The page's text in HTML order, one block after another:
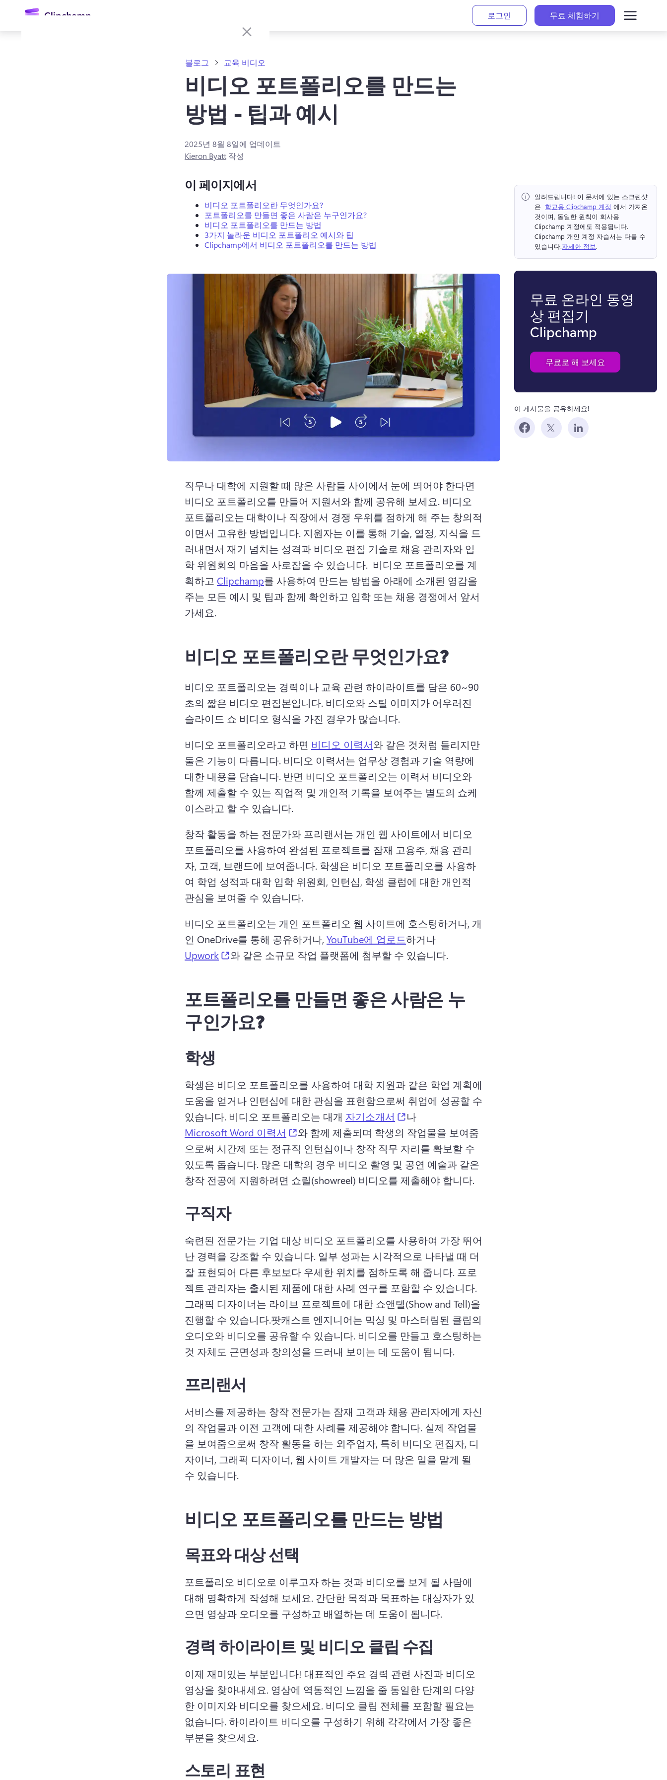
로
로그인 무료 체험하기
블로그 교육 비디오
비디오 포트폴리오를 만드는
방법 - 팁과 예시
2025년 8월 8일에 업데이트
Kieron Byatt 작성
이 페이지에서
비디오 포트폴리오란 무엇인가요?
포트폴리오를 만들면 좋은 사람은 누구인가요?
비디오 포트폴리오를 만드는 방법
3가지 놀라운 비디오 포트폴리오 예시와 팁
Clipchamp에서 비디오 포트폴리오를 만드는 방법
직무나 대학에 지원할 때 많은 사람들 사이에서 눈에 띄어야 한다면
비디오 포트폴리오를 만들어 지원서와 함께 공유해 보세요. 비디오
포트폴리오는 대학이나 직장에서 경쟁 우위를 점하게 해 주는 창의적
이면서 고유한 방법입니다. 지원자는 이를 통해 기술, 열정, 지식을 드
러내면서 재기 넘치는 성격과 비디오 편집 기술로 채용 관리자와 입
학 위원회의 마음을 사로잡을 수 있습니다. 비디오 포트폴리오를 계
획하고 Clipchamp를 사용하여 만드는 방법을 아래에 소개된 영감을
주는 모든 예시 및 팁과 함께 확인하고 입학 또는 채용 경쟁에서 앞서
가세요.
비디오 포트폴리오란 무엇인가요?
비디오 포트폴리오는 경력이나 교육 관련 하이라이트를 담은 60~90
초의 짧은 비디오 편집본입니다. 비디오와 스틸 이미지가 어우러진
슬라이드 쇼 비디오 형식을 가진 경우가 많습니다.
비디오 포트폴리오라고 하면 비디오 이력서와 같은 것처럼 들리지만
둘은 기능이 다릅니다. 비디오 이력서는 업무상 경험과 기술 역량에
대한 내용을 담습니다. 반면 비디오 포트폴리오는 이력서 비디오와
함께 제출할 수 있는 직업적 및 개인적 기록을 보여주는 별도의 쇼케
이스라고 할 수 있습니다.
창작 활동을 하는 전문가와 프리랜서는 개인 웹 사이트에서 비디오
포트폴리오를 사용하여 완성된 프로젝트를 잠재 고용주, ​채용 관리
자, 고객, 브랜드에 보여줍니다. 학생은 비디오 포트폴리오를 사용하
여 학업 성적과 대학 입학 위원회, 인턴십, 학생 클럽에 대한 개인적
관심을 보여줄 수 있습니다.
비디오 포트폴리오는 개인 포트폴리오 웹 사이트에 호스팅하거나, 개
인 OneDrive를 통해 공유하거나, YouTube에 업로드하거나
Upwork
(opens in a new tab)
와 같은 소규모 작업 플랫폼에 첨부할 수 있습니다.
포트폴리오를 만들면 좋은 사람은 누
구인가요?
학생
학생은 비디오 포트폴리오를 사용하여 대학 지원과 같은 학업 계획에
도움을 얻거나 인턴십에 대한 관심을 표현함으로써 취업에 성공할 수
있습니다. 비디오 포트폴리오는 대개 자기소개서 (opens in a new tab)
나
Microsoft Word 이력서
(opens in a new tab)
와 함께 제출되며 학생의 작업물을 보여줌
으로써 시간제 또는 정규직 인턴십이나 창작 직무 자리를 확보할 수
있도록 돕습니다. 많은 대학의 경우 비디오 촬영 및 공연 예술과 같은
창작 전공에 지원하려면 쇼릴(showreel) 비디오를 제출해야 합니다.
구직자
숙련된 전문가는 기업 대상 비디오 포트폴리오를 사용하여 가장 뛰어
난 경력을 강조할 수 있습니다. 일부 성과는 시각적으로 나타낼 때 더
잘 표현되어 다른 후보보다 우세한 위치를 점하도록 해 줍니다. 프로
그래픽 디자이너는 라이브 프로젝트에 대한 쇼앤텔(Show and Tell)을
진행할 수 있습니다.팟캐스트 엔지니어는 믹싱 및 마스터링된 클립의
오디오와 비디오를 공유할 수 있습니다. 비디오를 만들고 호스팅하는
것 자체도 근면성과 창의성을 드러내 보이는 데 도움이 됩니다.
프리랜서
서비스를 제공하는 창작 전문가는 잠재 고객과 채용 관리자에게 자신
의 작업물과 이전 고객에 대한 사례를 제공해야 합니다. 실제 작업물
을 보여줌으로써 창작 활동을 하는 외주업자, 특히 비디오 편집자, 디
자이너, 그래픽 디자이너, 웹 사이트 개발자는 더 많은 일을 맡게 될
수 있습니다.
비디오 포트폴리오를 만드는 방법
목표와 대상 선택
포트폴리오 비디오로 이루고자 하는 것과 비디오를 보게 될 사람에
대해 명확하게 작성해 보세요. 간단한 목적과 목표하는 대상자가 있
으면 영상과 오디오를 구성하고 배열하는 데 도움이 됩니다.
경력 하이라이트 및 비디오 클립 수집
이제 재미있는 부분입니다! 대표적인 주요 경력 관련 사진과 비디오
영상을 찾아내세요. 영상에 역동적인 느낌을 줄 동일한 단계의 다양
한 이미지와 비디오를 찾으세요. 비디오 클립 전체를 포함할 필요는
없습니다. 하이라이트 비디오를 구성하기 위해 각각에서 가장 좋은
부분을 찾으세요.
스토리 표현
알려드립니다! 이 문서에 있는 스크린샷
은 ⁠ 학교용 Clipchamp 계정 에서 가져온
것이며, 동일한 원칙이 회사용
Clipchamp 개인 계정 자습서는 다를 수
있습니다.자세한 정보.
무료 온라인 동영
상 편집기
Clipchamp
무료로 해 보세요
이 게시물을 공유하세요!